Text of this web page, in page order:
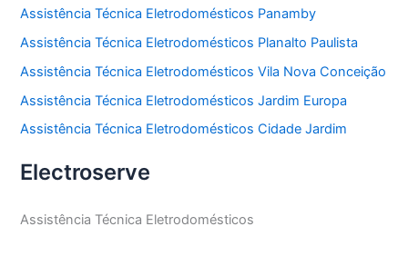
Assistência Técnica Eletrodomésticos Panamby
Assistência Técnica Eletrodomésticos Planalto Paulista
Assistência Técnica Eletrodomésticos Vila Nova Conceição
Assistência Técnica Eletrodomésticos Jardim Europa
Assistência Técnica Eletrodomésticos Cidade Jardim
Electroserve
Assistência Técnica Eletrodomésticos